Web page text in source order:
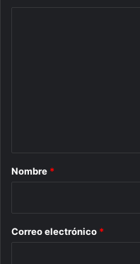
r
*
Nombre *
Correo electrónico *